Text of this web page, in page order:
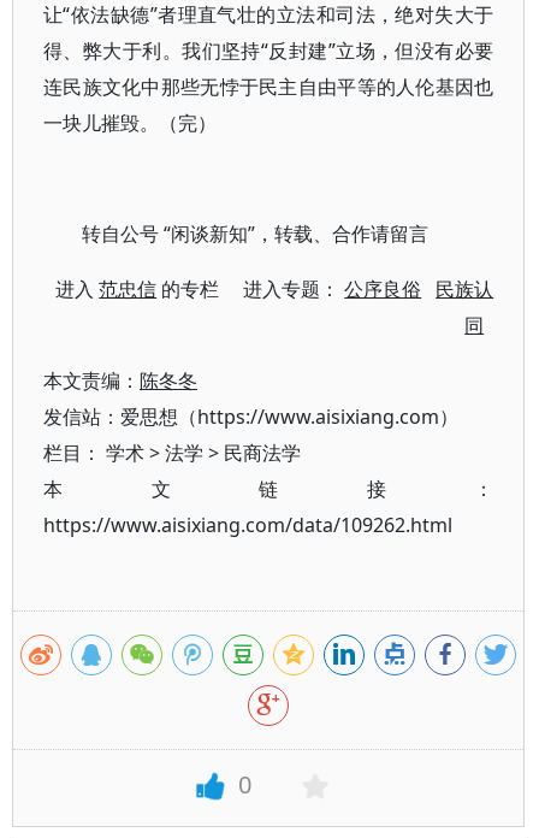
让“依法缺德”者理直气壮的立法和司法，绝对失大于
得、弊大于利。我们坚持“反封建”立场，但没有必要
连民族文化中那些无悖于民主自由平等的人伦基因也
一块儿摧毁。（完）
转自公号 “闲谈新知”，转载、合作请留言
进入范忠信 的专栏 进入专题：公序良俗
民族认
同
本文责编： 陈冬冬
发信站：爱思想（https://www.aisixiang.com）
栏目： 学术>法学 > 民商法学
本文链接：
https://www.aisixiang.com/data/109262.html
0